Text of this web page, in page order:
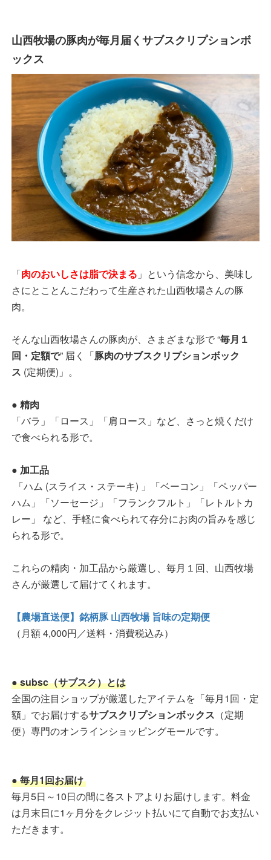
山西牧場の豚肉が毎月届くサブスクリプションボ
ックス
「肉のおいしさは脂で決まる 」という信念から、美味し
さにとことんこだわって生産された山西牧場さんの豚
肉。
そんな山西牧場さんの豚肉が、さまざまな形で “毎月１
回・定額で” 届く「豚肉のサブスクリプションボック
ス (定期便)」。
● 精肉
「バラ」「ロース」「肩ロース」など、さっと焼くだけ
で食べられる形で。
● 加工品
「ハム (スライス・ステーキ) 」「ベーコン」「ペッパー
ハム」「ソーセージ」「フランクフルト」「レトルトカ
レー」 など、手軽に食べられて存分にお肉の旨みを感じ
られる形で。
これらの精肉・加工品から厳選し、毎月１回、山西牧場
さんが厳選して届けてくれます。
【農場直送便】銘柄豚 山西牧場 旨味の定期便
（月額 4,000円／送料・消費税込み）
● subsc（サブスク）とは
全国の注目ショップが厳選したアイテムを「毎月1回・定
額」でお届けするサブスクリプションボックス （定期
便）専門のオンラインショッピングモールです。
● 毎月1回お届け
毎月5日～10日の間に各ストアよりお届けします。料金
は月末日に1ヶ月分をクレジット払いにて自動でお支払い
ただきます。